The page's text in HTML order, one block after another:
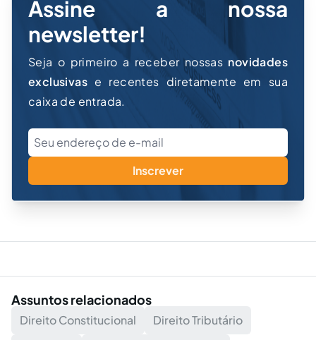
Assine a nossa
newsletter!
Seja o primeiro a receber nossas novidades
exclusivas e recentes diretamente em sua
caixa de entrada.
Inscrever
Assuntos relacionados
Direito Constitucional
Direito Tributário